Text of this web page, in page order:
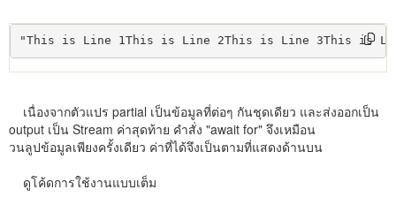
"This is Line 1This is Line 2This is Line 3This is
เนื่องจากตัวแปร partial เป็นข้อมูลที่ต่อๆ กันชุดเดียว และส่งออกเป็น
output เป็น Stream ค่าสุดท้าย คำสั่ง "await for" จึงเหมือน
วนลูปข้อมูลเพียงครั้งเดียว ค่าที่ได้จึงเป็นตามที่แสดงด้านบน
ดูโค้ดการใช้งานแบบเต็ม